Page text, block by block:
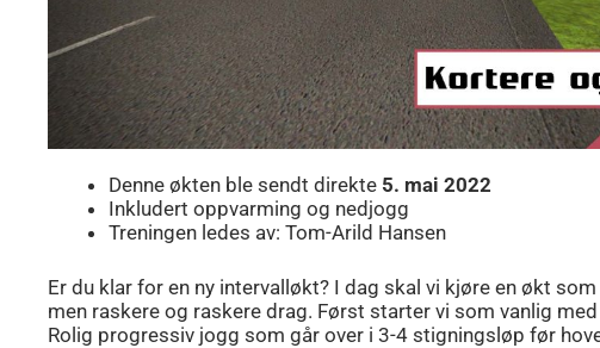
Denne økten ble sendt direkte 5. mai 2022
Inkludert oppvarming og nedjogg
Treningen ledes av: Tom-Arild Hansen
Er du klar for en ny intervalløkt? I dag skal vi kjøre en økt
men raskere og raskere drag. Først starter vi som vanlig
Rolig progressiv jogg som går over i 3-4 stigningsløp før